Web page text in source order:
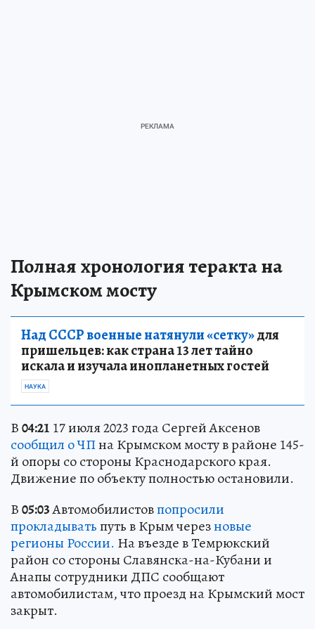
Полная хронология теракта на
Крымском мосту
Над СССР военные натянули «сетку»для
пришельцев: как страна 13 лет тайно
искала и изучала инопланетных гостей
НАУКА
В04:21 17 июля 2023 года Сергей Аксенов
сообщил о ЧПна Крымском мосту в районе 145-
й опоры со стороны Краснодарского края.
Движение по объекту полностью остановили.
В05:03Автомобилистовпопросили
прокладыватьпуть в Крым черезновые
регионы России. На въезде в Темрюкский
район со стороны Славянска-на-Кубани и
Анапы сотрудники ДПС сообщают
автомобилистам, что проезд на Крымский мост
закрыт.